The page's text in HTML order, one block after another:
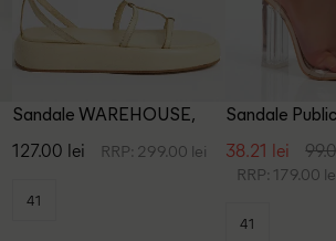
Sandale WAREHOUSE,
127.00 lei RRP: 299.00 lei
41
Sandale
38.21 lei
RRP: 179.00
41